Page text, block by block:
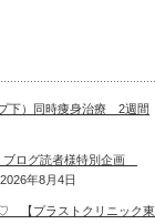
下）同時痩身治療 2週間
ログ読者様特別企画
2026年8月4日
【プラストクリニック東